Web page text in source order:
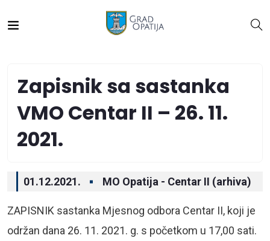
Zapisnik sa sastanka
VMO Centar II – 26. 11.
2021.
01.12.2021. MO Opatija - Centar II (arhiva)
ZAPISNIK sastanka Mjesnog odbora Centar II, koji je
održan dana 26. 11. 2021. g. s početkom u 17,00 sati.